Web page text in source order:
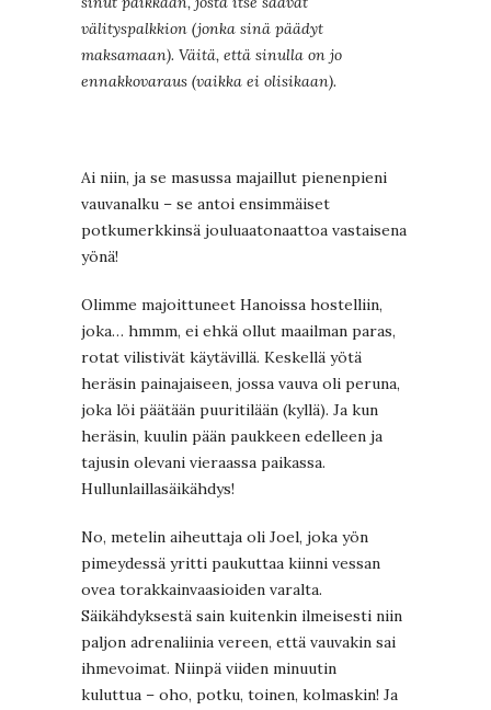
välityspalkkion (jonka sinä päädyt
maksamaan). Väitä, että sinulla on jo
ennakkovaraus (vaikka ei olisikaan).
Ai niin, ja se masussa majaillut pienenpieni
vauvanalku – se antoi ensimmäiset
potkumerkkinsä jouluaatonaattoa vastaisena
yönä!
Olimme majoittuneet Hanoissa hostelliin,
joka… hmmm, ei ehkä ollut maailman paras,
rotat vilistivät käytävillä. Keskellä yötä
heräsin painajaiseen, jossa vauva oli peruna,
joka löi päätään puuritilään (kyllä). Ja kun
heräsin, kuulin pään paukkeen edelleen ja
tajusin olevani vieraassa paikassa.
Hullunlaillasäikähdys!
No, metelin aiheuttaja oli Joel, joka yön
pimeydessä yritti paukuttaa kiinni vessan
ovea torakkainvaasioiden varalta.
Säikähdyksestä sain kuitenkin ilmeisesti niin
paljon adrenaliinia vereen, että vauvakin sai
ihmevoimat. Niinpä viiden minuutin
kuluttua – oho, potku, toinen, kolmaskin! Ja